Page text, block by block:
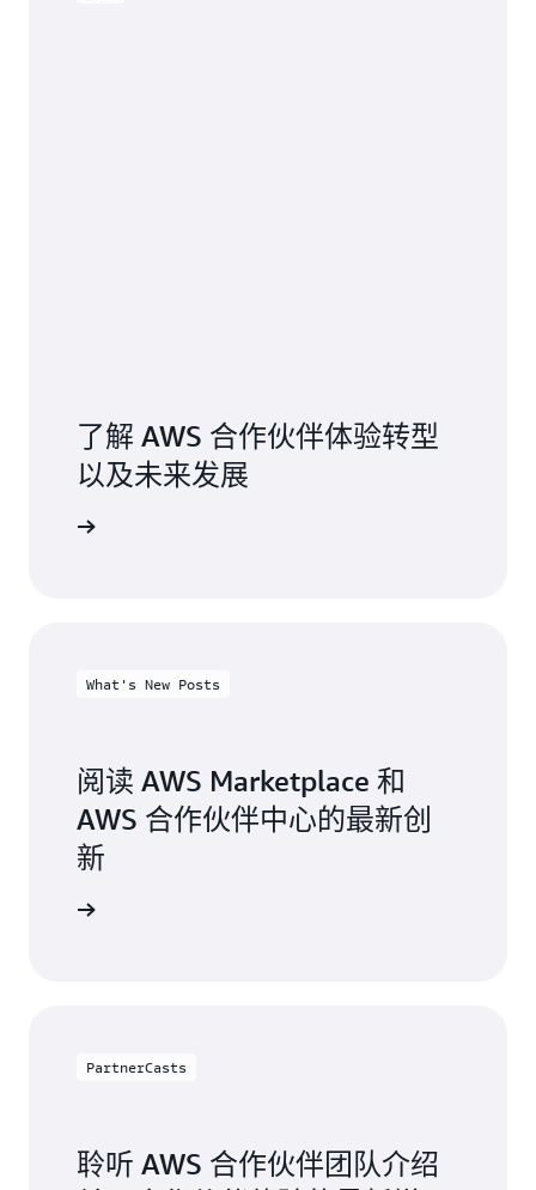
了解 AWS 合作伙伴体验转型
以及未来发展
What's New Posts
阅读 AWS Marketplace 和
AWS 合作伙伴中心的最新创
新
PartnerCasts
聆听 AWS 合作伙伴团队介绍